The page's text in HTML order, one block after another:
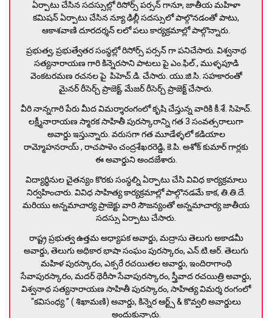
ఏర్పాటు చేసిన సదస్సుల్లో రిసోర్స్ పర్సన్ గానూ, జాతీయ మహిళా
కమిషన్ ఏర్పాటు చేసిన న్యూ ఢిల్లీ సదస్సులో పాల్గొనడంతో పాటు,
ఆకాశవాణి దూరదర్శన్ లలో పలు కార్యక్రమాల్లో పాల్గొన్నారు.
ప్రభుత్వ, ప్రభుత్వేతర సంస్థల్లో రిసోర్స్ పర్సన్ గా పనిచేసారు. విశ్వనాథ
సత్యనారాయణ గారి కిన్నెరసాని పాటలు పై ఎం.ఫిల్., ముళ్ళపూడి
వెంకటరమణ రచనల పై పిహెచ్.డి. చేసారు. యు.జి.సి. సహకారంతో
మైనర్ రీసెర్చ్ ప్రాజెక్ట్, మేజర్ రీసెర్చ్ ప్రాజెక్ట్ చేసారు.
వీరి నాన్నగారి పేరు మీద విమర్శారంగంలో కృషి చేస్తున్న వారికి కీ.శే. సిహెచ్.
లక్ష్మీనారాయణ స్మారక సాహితీ పురస్కారాన్ని గత 3 సంవత్సరాలుగా
అవార్డు ఇస్తున్నారు. వరుసగా గత మూడేళ్ళలో కడియాల
రామ్మోహనరాయ్ , రాచపాళెం చంద్రశేఖరరెడ్డి, కె.పి. అశోక్ కుమార్ గార్లకు
ఈ అవార్డుని అందజేశారు.
విద్యార్థినుల చైతన్యం కొరకు సంస్థల్ని ఏర్పాటు చేసి వివిధ కార్యక్రమాలు
నిర్వహించారు. వివిధ సాహిత్య కార్యక్రమాల్లో పాల్గొనడమే కాక, తి.తి.దే.
మరియు అన్నమాచార్య ప్రాజెక్టు వారి సౌజన్యంతో అన్నమాచార్య జాతీయ
సదస్సు ఏర్పాటు చేసారు.
రాష్ట్ర ప్రభుత్వ ఉత్తమ అధ్యాపక అవార్డు, మద్రాసు తెలుగు అకాడమీ
అవార్డు, తెలుగు అధికార భాషా సంఘం పురస్కారం, ఎన్.టి.ఆర్. తెలుగు
మహిళ పురస్కారం, ఎక్సరే రచయితల అవార్డు, ఇందిరాగాంధి
సేవాపురస్కారం, మదర్ థెరీసా సేవాపురస్కారం, స్త్రీవాద రచయిత్రి అవార్డు,
విశ్వనాథ సత్యనారాయణ సాహితీ పురస్కారం, సాహిత్య విమర్శ రంగంలో
“కవిసంధ్య ” ( శిఖామణి) అవార్డు, కిన్నెర ఆర్ట్స్ & కొవ్వలి అవార్డులు
అందుకున్నారు.